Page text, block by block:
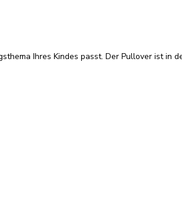
Ihres Kindes passt. Der Pullover ist in